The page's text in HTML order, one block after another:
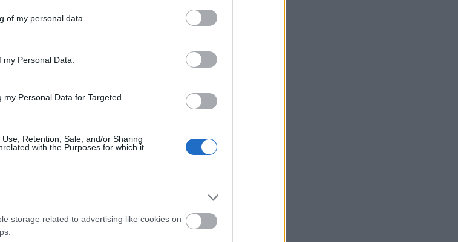
of my personal data.
Personal Data.
Personal Data for Targeted
Retention, Sale, and/or Sharing
with the Purposes for which it
storage related to advertising like cookies on
Αθήνα που θα γίνουν τα στέκια
ταbakeriesτης Αθήνας που